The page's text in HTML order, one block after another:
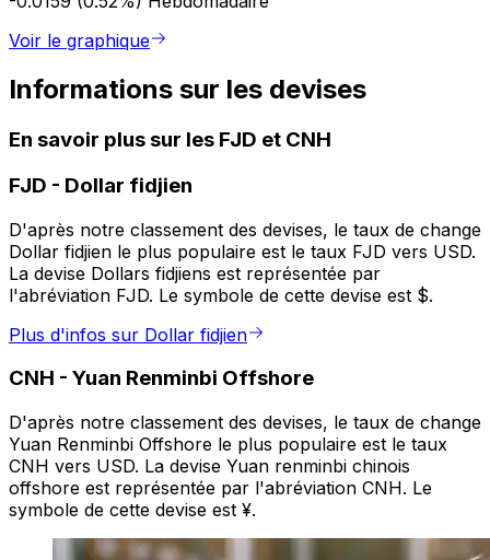
Voir le graphique
Informations sur les devises
En savoir plus sur les FJD et CNH
FJD - Dollar fidjien
D'après notre classement des devises, le taux de change
Dollar fidjien le plus populaire est le taux FJD vers USD.
La devise Dollars fidjiens est représentée par
l'abréviation FJD. Le symbole de cette devise est $.
Plus d'infos sur Dollar fidjien
CNH - Yuan Renminbi Offshore
D'après notre classement des devises, le taux de change
Yuan Renminbi Offshore le plus populaire est le taux
CNH vers USD. La devise Yuan renminbi chinois
offshore est représentée par l'abréviation CNH. Le
symbole de cette devise est ¥.